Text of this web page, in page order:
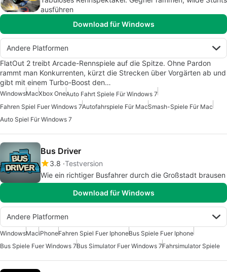
ausführen
Download für Windows
Andere Platformen
FlatOut 2 treibt Arcade-Rennspiele auf die Spitze. Ohne Pardon
rammt man Konkurrenten, kürzt die Strecken über Vorgärten ab und
gibt mit einem Turbo-Boost den…
WindowsMacXbox OneAuto Fahrt Spiele Für Windows 7
Fahren Spiel Fuer Windows 7Autofahrspiele Für MacSmash-Spiele Für Mac
Auto Spiel Für Windows 7
Bus Driver
3.8 Testversion
Wie ein richtiger Busfahrer durch die Großstadt brausen
Download für Windows
Andere Platformen
WindowsMaciPhoneFahren Spiel Fuer IphoneBus Spiele Fuer Iphone
Bus Spiele Fuer Windows 7Bus Simulator Fuer Windows 7Fahrsimulator Spiele